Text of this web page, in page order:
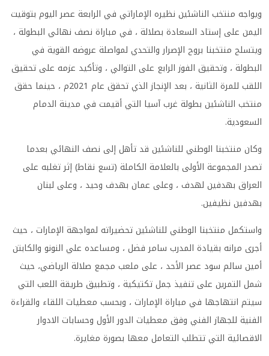
ويواجه منتخب الناشئين نظيره الإماراتي في الرابعة عصر اليوم بتوقيت
اليمن على إستاد السعادة بصلالة ، في مباراة نصف نهائي البطولة ،
ويتسلح منتخبنا بروح الإصرار والتحدي لمواصلة عروضه القوية في
البطولة ، وتحقيق الفوز الرابع على التوالي ، وتأكيد عزمه على تحقيق
اللقب للمرة الثانية ، بعد الإنجاز الذي تحقق عام 2021م ، حينما حقق
منتخب الناشئين بطولة غرب آسيا التي أقيمت في مدينة الدمام
السعودية.
وكان منتخبنا الوطني للناشئين قد تأهل إلى نصف النهائي بعدما
تصدر المجموعة الأولى بالعلامة الكاملة (تسع نقاط) إثر تغلبه على
العراق بهدفين لهدف ، وعلى عمان بهدف وحيد ، وعلى لبنان
بهدفين نظيفين.
واستكمل منتخبنا الوطني للناشئين تحضيراته لمواجهة الإمارات ، حيث
أجرى مرانه بقيادة المدرب سامر فضل ، ومساعده علي النونو والكابتن
أمين سالم سود عصر الأحد ، على ملعب مجمع صلالة الرياضي، حيث
شمل التمرين على تنفيذ جمل تكتيكية ، وتطبيق طريقة اللعب التي
سيتم انتهاجها في مباراة الإمارات ، وبحسب معطيات اللقاء والقراءة
الفنية للجهاز الفني وفق معطيات الدور الأول وحسابات الادوار
الاقصائية التي تتطلب التعامل معها بصورة مغايرة.